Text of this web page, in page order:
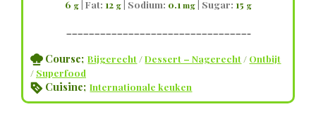
6 g| Fat: 12 g| Sodium: 0.1 mg| Sugar: 15 g
————————————————————————————————–
Course; Bijgerecht /Dessert – Nagerecht / Ontbijt
/ Superfood
Cuisine; Internationale keuken